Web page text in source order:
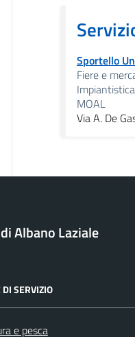
Sportello
Fiere e
MOAL
Via A. De
Albano Laziale
DI SERVIZIO
e pesca